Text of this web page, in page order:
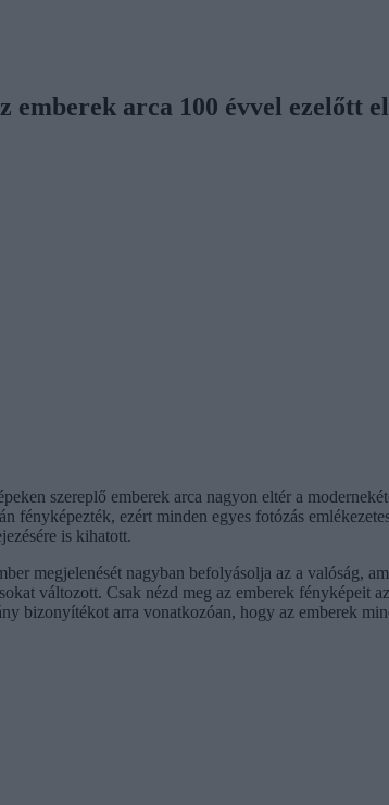
arca 100 évvel ezelőtt
szereplő emberek arca nagyon eltér a
fényképezték, ezért minden egyes fotózás
is kihatott.
megjelenését nagyban befolyásolja az a valóság,
változott. Csak nézd meg az emberek fényképeit
bizonyítékot arra vonatkozóan, hogy az emberek